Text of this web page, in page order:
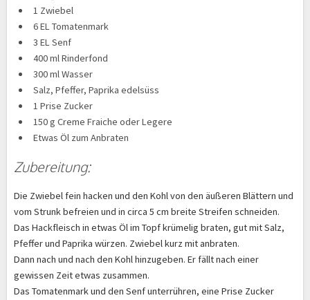
1 Zwiebel
6 EL Tomatenmark
3 EL Senf
400 ml Rinderfond
300 ml Wasser
Salz, Pfeffer, Paprika edelsüss
1 Prise Zucker
150 g Creme Fraiche oder Legere
Etwas Öl zum Anbraten
Zubereitung:
Die Zwiebel fein hacken und den Kohl von den äußeren Blättern und
vom Strunk befreien und in circa 5 cm breite Streifen schneiden.
Das Hackfleisch in etwas Öl im Topf krümelig braten, gut mit Salz,
Pfeffer und Paprika würzen. Zwiebel kurz mit anbraten.
Dann nach und nach den Kohl hinzugeben. Er fällt nach einer
gewissen Zeit etwas zusammen.
Das Tomatenmark und den Senf unterrühren, eine Prise Zucker